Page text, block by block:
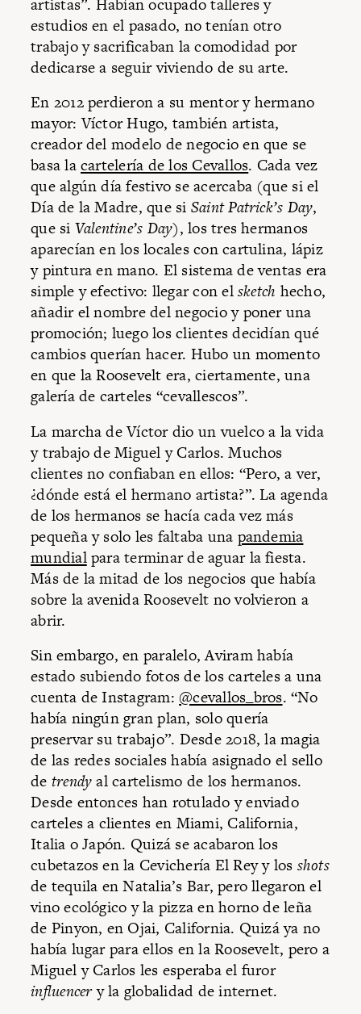
estudios en el pasado, no tenían otro
trabajo y sacrificaban la comodidad por
dedicarse a seguir viviendo de su arte.
En 2012 perdieron a su mentor y hermano
mayor: Víctor Hugo, también artista,
creador del modelo de negocio en que se
basa lacartelería de los Cevallos. Cada vez
que algún día festivo se acercaba (que si el
Día de la Madre, que si Saint Patrick’s Day,
que si Valentine’s Day), los tres hermanos
aparecían en los locales con cartulina, lápiz
y pintura en mano. El sistema de ventas era
simple y efectivo: llegar con elsketch hecho,
añadir el nombre del negocio y poner una
promoción; luego los clientes decidían qué
cambios querían hacer. Hubo un momento
en que la Roosevelt era, ciertamente, una
galería de carteles “cevallescos”.
La marcha de Víctor dio un vuelco a la vida
y trabajo de Miguel y Carlos. Muchos
clientes no confiaban en ellos: “Pero, a ver,
¿dónde está el hermano artista?”. La agenda
de los hermanos se hacía cada vez más
pequeña y solo les faltaba una pandemia
mundialpara terminar de aguar la fiesta.
Más de la mitad de los negocios que había
sobre la avenida Roosevelt no volvieron a
abrir.
Sin embargo, en paralelo, Aviram había
estado subiendo fotos de los carteles a una
cuenta de Instagram: @cevallos_bros. “No
había ningún gran plan, solo quería
preservar su trabajo”. Desde 2018, la magia
de las redes sociales había asignado el sello
de trendyal cartelismo de los hermanos.
Desde entonces han rotulado y enviado
carteles a clientes en Miami, California,
Italia o Japón. Quizá se acabaron los
cubetazos en la Cevichería El Rey y los shots
de tequila en Natalia’s Bar, pero llegaron el
vino ecológico y la pizza en horno de leña
de Pinyon, en Ojai, California. Quizá ya no
había lugar para ellos en la Roosevelt, pero a
Miguel y Carlos les esperaba el furor
influencery la globalidad de internet.